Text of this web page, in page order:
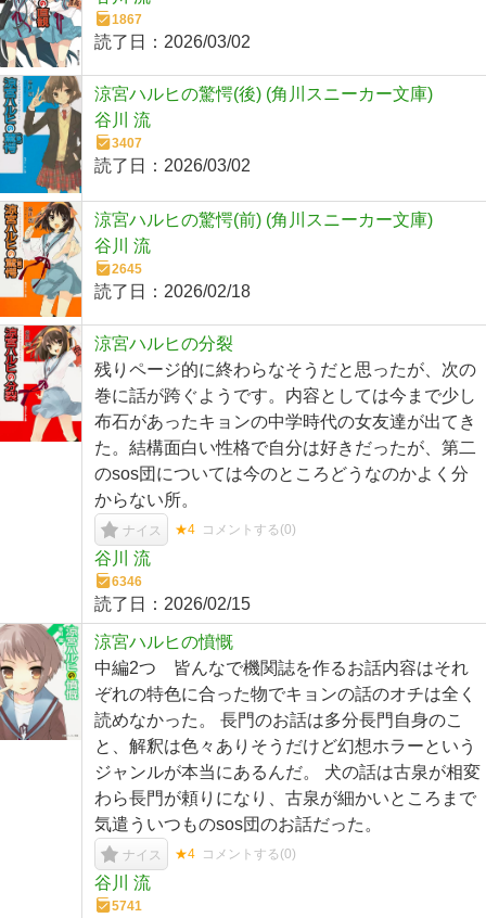
1867
読了日： 2026/03/02
涼宮ハルヒの驚愕(後) (角川スニーカー文庫)
谷川 流
3407
読了日： 2026/03/02
涼宮ハルヒの驚愕(前) (角川スニーカー文庫)
谷川 流
2645
読了日： 2026/02/18
涼宮ハルヒの分裂
残りページ的に終わらなそうだと思ったが、次の
巻に話が跨ぐようです。内容としては今まで少し
布石があったキョンの中学時代の女友達が出てき
た。結構面白い性格で自分は好きだったが、第二
のsos団については今のところどうなのかよく分
からない所。
ナイス ★4 コメントする(0)
谷川 流
6346
読了日： 2026/02/15
涼宮ハルヒの憤慨
中編2つ 皆んなで機関誌を作るお話内容はそれ
ぞれの特色に合った物でキョンの話のオチは全く
読めなかった。 長門のお話は多分長門自身のこ
と、解釈は色々ありそうだけど幻想ホラーという
ジャンルが本当にあるんだ。 犬の話は古泉が相変
わら長門が頼りになり、古泉が細かいところまで
気遣ういつものsos団のお話だった。
ナイス ★4 コメントする(0)
谷川 流
5741